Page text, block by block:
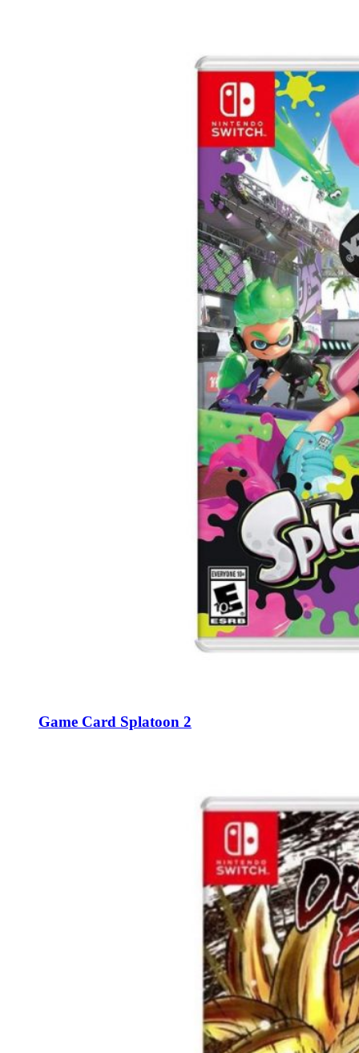
Game Card Splatoon 2